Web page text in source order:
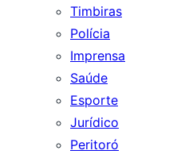
Timbiras
Polícia
Imprensa
Saúde
Esporte
Jurídico
Peritoró